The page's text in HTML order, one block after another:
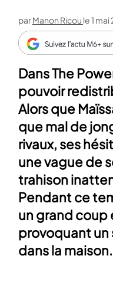
parManon Ricou le1 mai
Dans The
pouvoir
Alors que
que mal de
rivaux, ses
une vague de
trahison
Pendant ce
un grand coup
provoquant
dans la maison.